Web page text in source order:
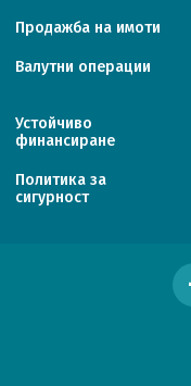
Продажба на имоти
Валутни операции
Устойчиво
финансиране
Политика за
сигурност